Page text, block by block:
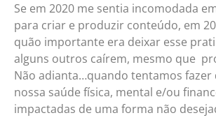
Se em 2020 me sentia incomodada
para criar e produzir conteúdo, em
quão importante era deixar esse
alguns outros caírem, mesmo que
Não adianta…quando tentamos fazer
nossa saúde física, mental e/ou
impactadas de uma forma não